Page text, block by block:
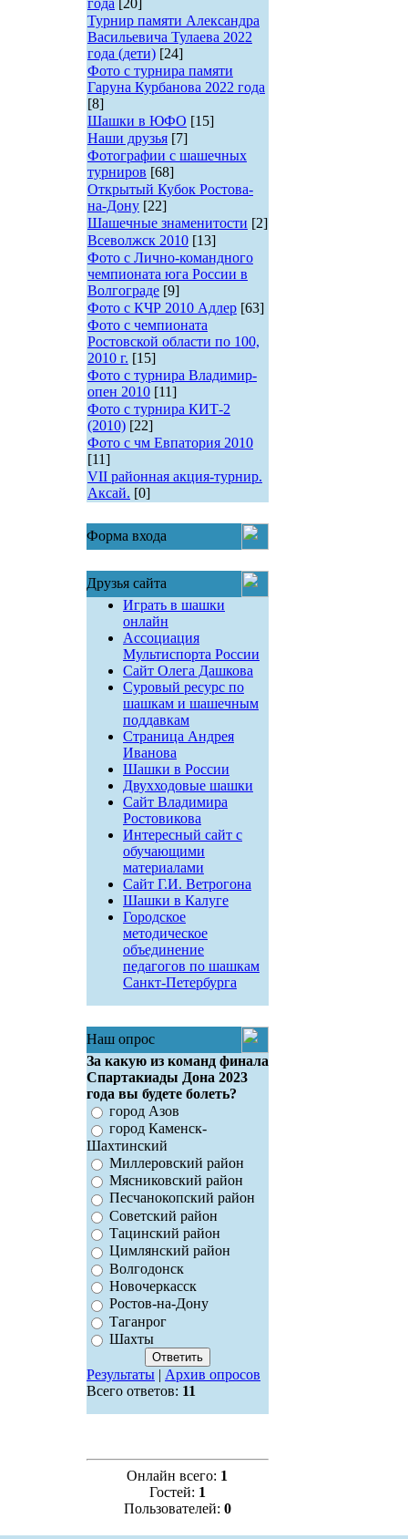
года [20]
Турнир памяти Александра
Васильевича Тулаева 2022
года (дети) [24]
Фото с турнира памяти
Гаруна Курбанова 2022 года
[8]
Шашки в ЮФО [15]
Наши друзья [7]
Фотографии с шашечных
турниров [68]
Открытый Кубок Ростова-
на-Дону [22]
Шашечные знаменитости [2]
Всеволжск 2010 [13]
Фото с Лично-командного
чемпионата юга России в
Волгограде [9]
Фото с КЧР 2010 Адлер [63]
Фото с чемпионата
Ростовской области по 100,
2010 г. [15]
Фото с турнира Владимир-
опен 2010 [11]
Фото с турнира КИТ-2
(2010) [22]
Фото с чм Евпатория 2010
[11]
VII районная акция-турнир.
Аксай. [0]
Форма входа
Друзья сайта
Играть в шашки
онлайн
Ассоциация
Мультиспорта России
Сайт Олега Дашкова
Суровый ресурс по
шашкам и шашечным
поддавкам
Страница Андрея
Иванова
Шашки в России
Двухходовые шашки
Сайт Владимира
Ростовикова
Интересный сайт с
обучающими
материалами
Сайт Г.И. Ветрогона
Шашки в Калуге
Городское
методическое
объединение
педагогов по шашкам
Санкт-Петербурга
Наш опрос
За какую из команд финала
Спартакиады Дона 2023
года вы будете болеть?
город Азов
город Каменск-
Шахтинский
Миллеровский район
Мясниковский район
Песчанокопский район
Советский район
Тацинский район
Цимлянский район
Волгодонск
Новочеркасск
Ростов-на-Дону
Таганрог
Шахты
Результаты| Архив опросов
Всего ответов: 11
Онлайн всего: 1
Гостей: 1
Пользователей: 0